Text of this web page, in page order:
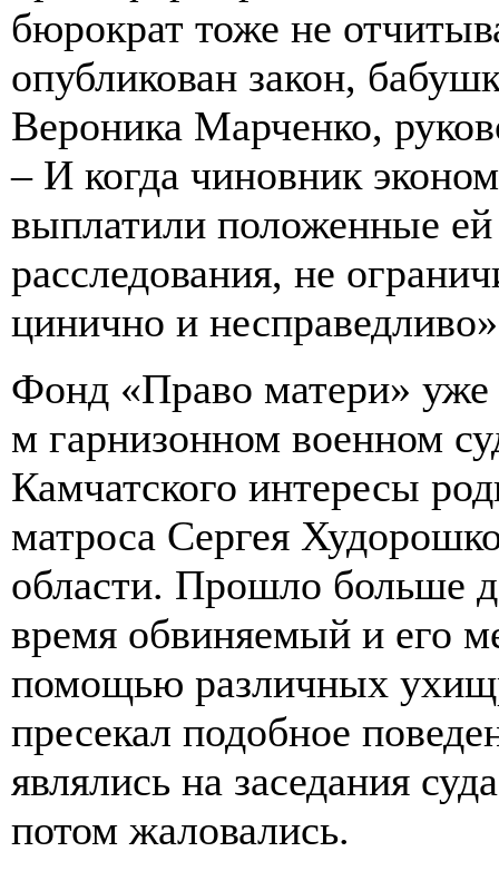
бюрократ тоже не
опубликован закон,
Вероника Марченко,
– И когда чиновник
выплатили положенные
расследования, не
цинично и
Фонд «Право матери» уже
м гарнизонном военном
Камчатского интересы
матроса Сергея
области. Прошло больше
время обвиняемый и его
помощью различных
пресекал подобное
являлись на заседания
потом